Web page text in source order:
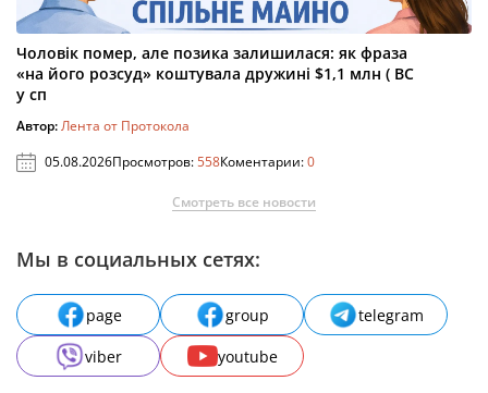
Чоловік помер, але позика залишилася: як фраза
«на його розсуд» коштувала дружині $1,1 млн ( ВС
у сп
Автор:Лента от Протокола
05.08.2026Просмотров:558Коментарии:0
Смотреть все новости
Мы в социальных сетях:
page group
telegram
viber
youtube